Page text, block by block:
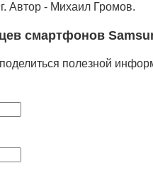
Автор - Михаил Громов.
смартфонов
полезной